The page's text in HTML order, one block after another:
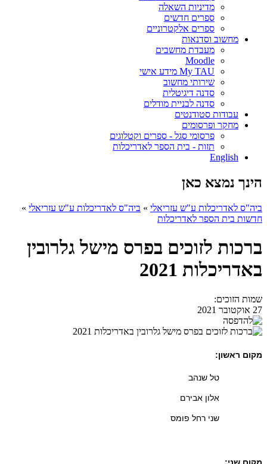
מדיניות השאלה
ספרים חדשים
ספרים אלקטרוניים
מחשוב וסדנאות
מעבדת מחשבים
Moodle
My TAU מידע אישי
שירותי מחשוב
סדנה דיגיטלית
סדנה לבניית מודלים
עבודות סטודנטים
מחקר ופרסומים
פרסומי סגל - ספרים וקטלוגים
תזות - בית הספר לאדריכלות
English
הינך נמצא כאן
ביה"ס לאדריכלות ע"ש עזריאלי » ביה"ס לאדריכלות ע"ש עזריאלי »
חדשות בית הספר לאדריכלות
ברכות לזוכים בפרס מישל גלרובין
באדריכלות 2021
שמות הזוכים:
27 אוקטובר 2021
מקום ראשון:
טל שנהב
אלון אבירם
שני רחל פומס